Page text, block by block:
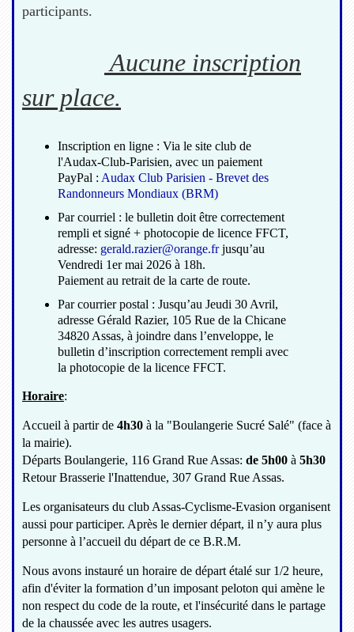
participants.
Aucune inscription
sur place.
Inscription en ligne : Via le site club de
l'Audax-Club-Parisien, avec un paiement
PayPal : Audax Club Parisien - Brevet des
Randonneurs Mondiaux (BRM)
Par courriel : le bulletin doit être correctement
rempli et signé + photocopie de licence FFCT,
adresse: gerald.razier@orange.frjusqu’au
Vendredi 1er mai 2026 à 18h.
Paiement au retrait de la carte de route.
Par courrier postal : Jusqu’au Jeudi 30 Avril,
adresse Gérald Razier, 105 Rue de la Chicane
34820 Assas, à joindre dans l’enveloppe, le
bulletin d’inscription correctement rempli avec
la photocopie de la licence FFCT.
Horaire:
Accueil à partir de 4h30 à la "Boulangerie Sucré Salé" (face à
la mairie).
Départs Boulangerie, 116 Grand Rue Assas: de 5h00 à 5h30
Retour Brasserie l'Inattendue, 307 Grand Rue Assas.
Les organisateurs du club Assas-Cyclisme-Evasion organisent
aussi pour participer. Après le dernier départ, il n’y aura plus
personne à l’accueil du départ de ce B.R.M.
Nous avons instauré un horaire de départ étalé sur 1/2 heure,
afin d'éviter la formation d’un imposant peloton qui amène le
non respect du code de la route, et l'insécurité dans le partage
de la chaussée avec les autres usagers.